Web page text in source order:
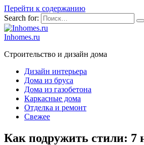
Перейти к содержанию
Search for:
Inhomes.ru
Строительство и дизайн дома
Дизайн интерьера
Дома из бруса
Дома из газобетона
Каркасные дома
Отделка и ремонт
Свежее
Как подружить стили: 7